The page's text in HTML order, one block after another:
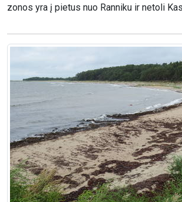
zonos yra į pietus nuo Ranniku ir netoli